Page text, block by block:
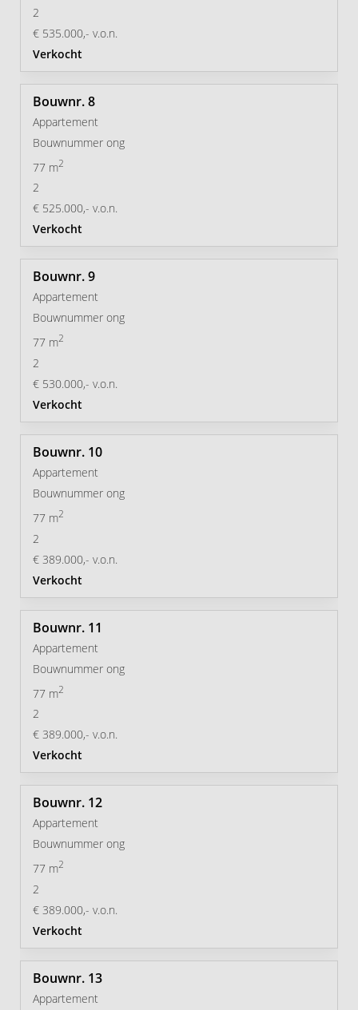
2
€ 535.000,- v.o.n.
Verkocht
8
Appartement
Bouwnummer ong
77 m2
2
€ 525.000,- v.o.n.
Verkocht
9
Appartement
Bouwnummer ong
77 m2
2
€ 530.000,- v.o.n.
Verkocht
10
Appartement
Bouwnummer ong
77 m2
2
€ 389.000,- v.o.n.
Verkocht
11
Appartement
Bouwnummer ong
77 m2
2
€ 389.000,- v.o.n.
Verkocht
12
Appartement
Bouwnummer ong
77 m2
2
€ 389.000,- v.o.n.
Verkocht
13
Appartement